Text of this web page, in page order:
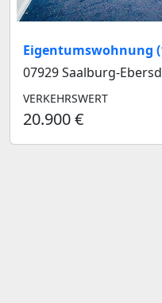
Eigentumswohnung
07929 Saalburg-
VERKEHRSWERT
20.900 €